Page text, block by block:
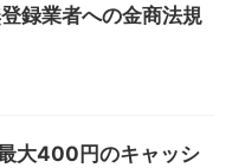
録業者への金商法規
大400円のキャッシ